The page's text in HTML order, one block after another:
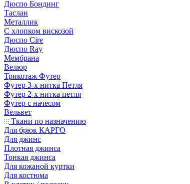
Дюспо Бондинг
Таслан
Металлик
С хлопком вискозой
Дюспо Cire
Дюспо Ray
Мембрана
Велюр
Трикотаж Футер
Футер 3-х нитка Петля
Футер 2-х нитка петля
Футер с начесом
Вельвет
Ткани по назначению
Для брюк КАРГО
Для джинс
Плотная джинса
Тонкая джинса
Для кожаной куртки
Для костюма